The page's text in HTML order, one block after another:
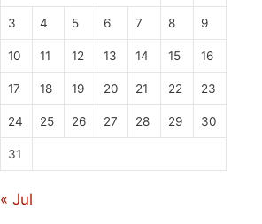
3 4 5 6 7 8 9
10 11 12 13 14 15 16
17 18 19 20 21 22 23
24 25 26 27 28 29 30
31
« Jul